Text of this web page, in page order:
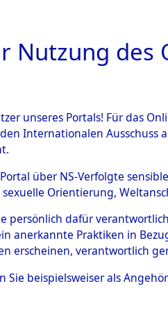
Ermittlungen
→0036
Nutzung des
unseres Portals! Für das
Internationalen
über NS-Verfolgte
Orientierung,
persönlich dafür
anerkannte Praktiken in
erscheinen, verantwortlich
Sie beispielsweiser als